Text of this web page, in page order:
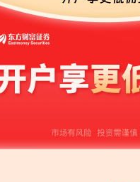
前通胀预期受控、劳动力
持密切观察。
不构成投资建议。据此操作，风险